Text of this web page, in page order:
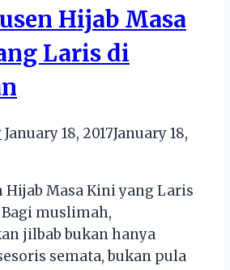
Hijab Masa
Laris di
January 18, 2017January 18,
Hijab Masa Kini yang Laris
Bagi muslimah,
jilbab bukan hanya
semata, bukan pula